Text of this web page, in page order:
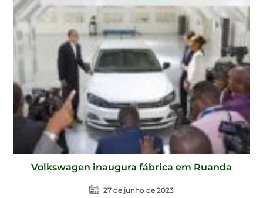
Volkswagen inaugura fábrica em Ruanda
27 de junho de 2023